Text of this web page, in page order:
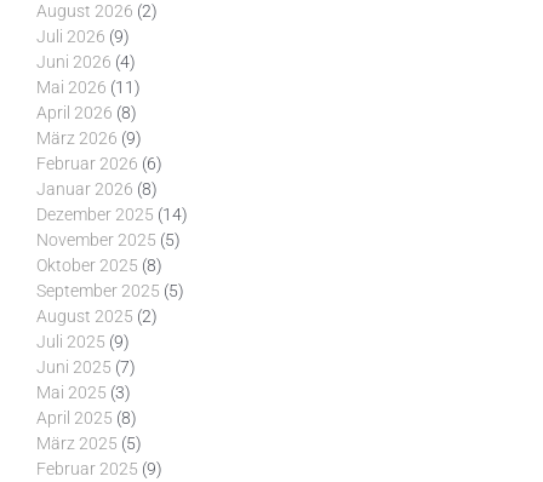
August 2026 (2)
Juli 2026 (9)
Juni 2026 (4)
Mai 2026 (11)
April 2026 (8)
März 2026 (9)
Februar 2026 (6)
Januar 2026 (8)
Dezember 2025 (14)
November 2025 (5)
Oktober 2025 (8)
September 2025 (5)
August 2025 (2)
Juli 2025 (9)
Juni 2025 (7)
Mai 2025 (3)
April 2025 (8)
März 2025 (5)
Februar 2025 (9)